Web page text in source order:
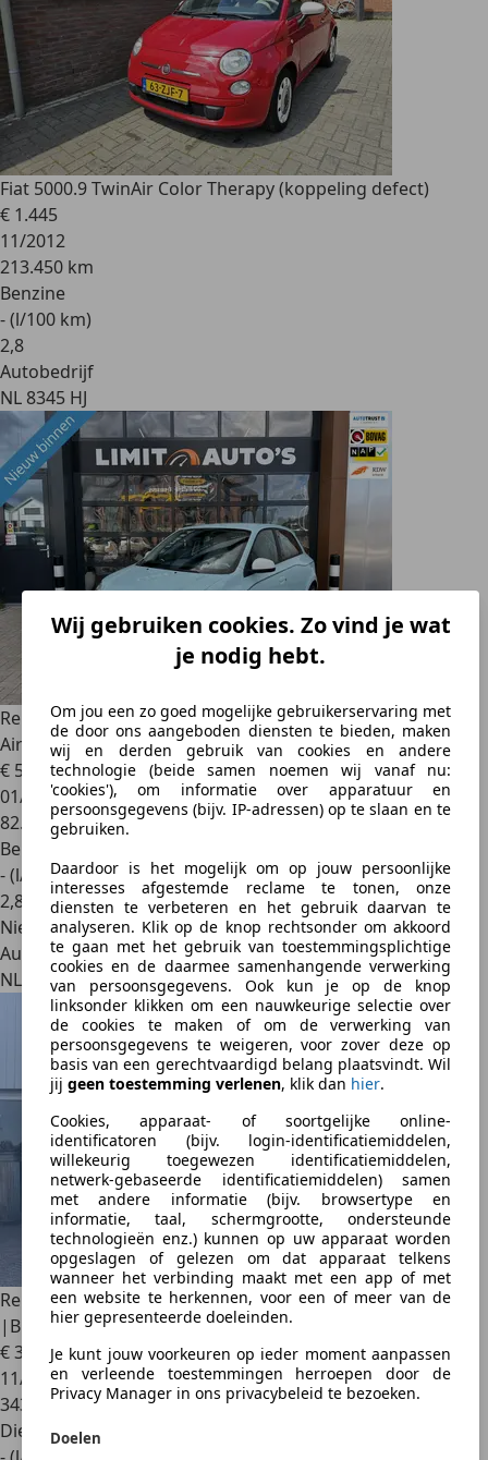
Wij gebruiken cookies. Zo vind je wat
je nodig hebt.
Om jou een zo goed mogelijke gebruikerservaring met
de door ons aangeboden diensten te bieden, maken
wij en derden gebruik van cookies en andere
technologie (beide samen noemen wij vanaf nu:
'cookies'), om informatie over apparatuur en
persoonsgegevens (bijv. IP-adressen) op te slaan en te
gebruiken.
Daardoor is het mogelijk om op jouw persoonlijke
interesses afgestemde reclame te tonen, onze
diensten te verbeteren en het gebruik daarvan te
analyseren. Klik op de knop rechtsonder om akkoord
te gaan met het gebruik van toestemmingsplichtige
cookies en de daarmee samenhangende verwerking
van persoonsgegevens. Ook kun je op de knop
linksonder klikken om een nauwkeurige selectie over
de cookies te maken of om de verwerking van
persoonsgegevens te weigeren, voor zover deze op
basis van een gerechtvaardigd belang plaatsvindt. Wil
jij geen toestemming verlenen, klik dan hier.
Cookies, apparaat- of soortgelijke online-
identificatoren (bijv. login-identificatiemiddelen,
willekeurig toegewezen identificatiemiddelen,
netwerk-gebaseerde identificatiemiddelen) samen
met andere informatie (bijv. browsertype en
informatie, taal, schermgrootte, ondersteunde
technologieën enz.) kunnen op uw apparaat worden
opgeslagen of gelezen om dat apparaat telkens
wanneer het verbinding maakt met een app of met
een website te herkennen, voor een of meer van de
hier gepresenteerde doeleinden.
Je kunt jouw voorkeuren op ieder moment aanpassen
en verleende toestemmingen herroepen door de
Privacy Manager in ons privacybeleid te bezoeken.
Doelen
Fiat 5000.9 TwinAir Color Therapy (koppeling defect)
€ 1.445
11/2012
213.450 km
Benzine
- (l/100 km)
2,8
Autobedrijf
NL 8345 HJ
Renault Twingo1.0 SCe Dynamique
Airco/Cruise/El.ramen/Lmv/Nap/Ap
€ 5.999
01/2015
82.450 km
Benzine
- (l/100 km)
2,8
Nieuw
Autobedrijf
NL 2288 JA
Renault MeganeEstate 1.5 dCi GT-Line
|BOSE|PANO|CAMERA|NAV|ECC|C
€ 3.450
11/2015
343.652 km
Diesel